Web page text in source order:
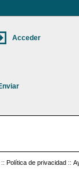
:: Política de privacidad ::